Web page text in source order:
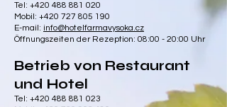
Tel: +420 488 881 020
Mobil: +420 727 805 190
E-mail: info@hotelfarmavysoka.cz
Öffnungszeiten der Rezeption: 08:00 - 20:00 Uhr
Betrieb von Restaurant
und Hotel
Tel: +420 488 881 023